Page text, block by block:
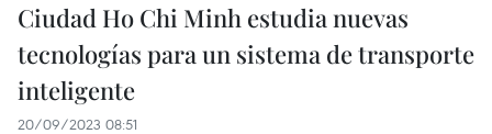
Ciudad Ho Chi Minh estudia nuevas
tecnologías para un sistema de transporte
inteligente
20/09/2023 08:51